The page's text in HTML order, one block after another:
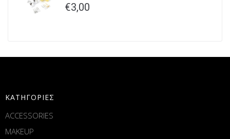
€3,00
ΚΑΤΗΓΟΡΙΕΣ
ACCESSORIES
MAKEUP